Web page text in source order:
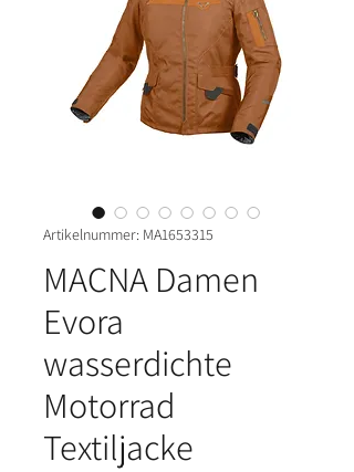
Artikelnummer: MA1653315
MACNA Damen
Evora
wasserdichte
Motorrad
Textiljacke